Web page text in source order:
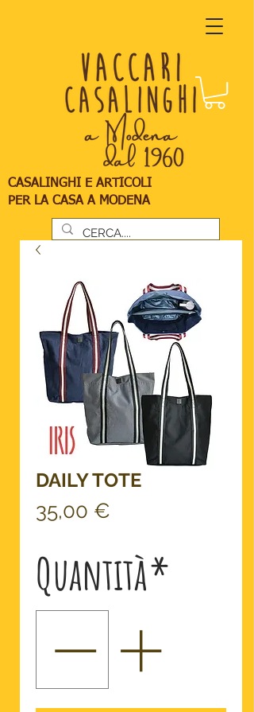
CASALINGHI E ARTICOLI
PER LA CASA A MODENA
DAILY TOTE
35,00 €
Quantità*